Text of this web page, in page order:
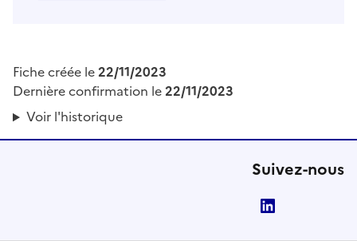
Fiche créée le22/11/2023
Dernière confirmation le22/11/2023
Voir l'historique
Suivez-nous